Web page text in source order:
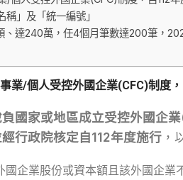
」及「統一編號」
、達240萬，任4個月筆數達200筆，
業/個人受控外國企業(CFC)制度
國家或地區成立受控外國企
行政院核定自112年度施行 ，
國企業股份或資本額且該外國企